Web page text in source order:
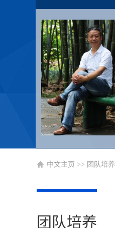
中文主页 >> 团队培养
团队培养